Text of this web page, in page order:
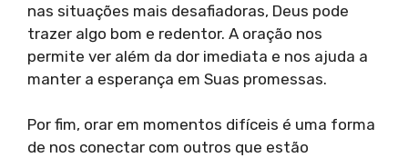
nas situações mais desafiadoras, Deus pode
trazer algo bom e redentor. A oração nos
permite ver além da dor imediata e nos ajuda a
manter a esperança em Suas promessas.
Por fim, orar em momentos difíceis é uma forma
de nos conectar com outros que estão